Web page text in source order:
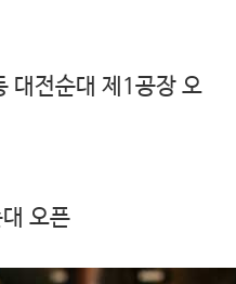
대전순대 제1공장 오
오픈